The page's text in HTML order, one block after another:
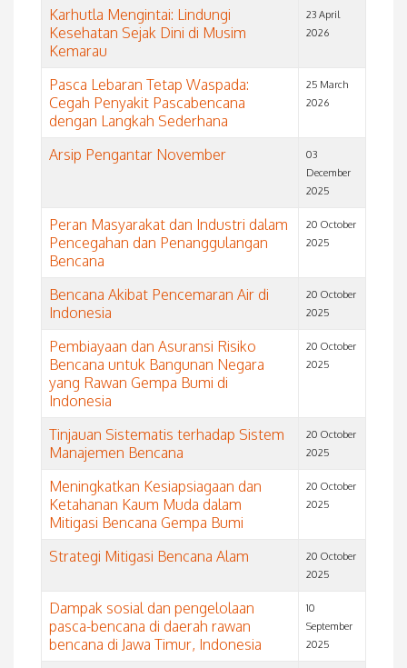
Karhutla Mengintai: Lindungi
Kesehatan Sejak Dini di Musim
Kemarau
23 April
2026
Pasca Lebaran Tetap Waspada:
Cegah Penyakit Pascabencana
dengan Langkah Sederhana
25 March
2026
Arsip Pengantar November
03
December
2025
Peran Masyarakat dan Industri dalam
Pencegahan dan Penanggulangan
Bencana
20 October
2025
Bencana Akibat Pencemaran Air di
Indonesia
20 October
2025
Pembiayaan dan Asuransi Risiko
Bencana untuk Bangunan Negara
yang Rawan Gempa Bumi di
Indonesia
20 October
2025
Tinjauan Sistematis terhadap Sistem
Manajemen Bencana
20 October
2025
Meningkatkan Kesiapsiagaan dan
Ketahanan Kaum Muda dalam
Mitigasi Bencana Gempa Bumi
20 October
2025
Strategi Mitigasi Bencana Alam
20 October
2025
Dampak sosial dan pengelolaan
pasca-bencana di daerah rawan
bencana di Jawa Timur, Indonesia
10
September
2025